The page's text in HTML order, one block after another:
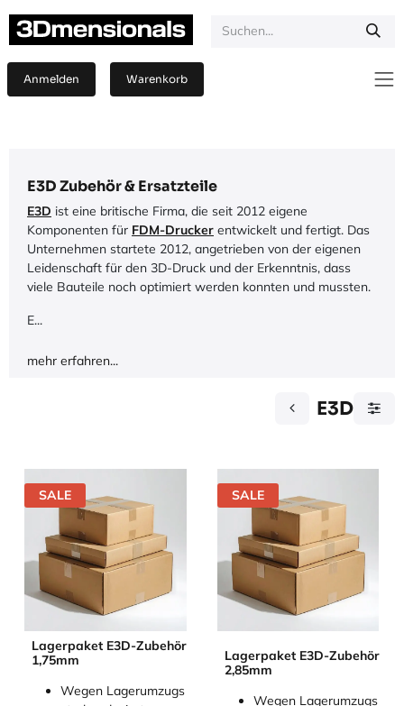
Anmelden Warenkorb
E3D Zubehör & Ersatzteile
E3D ist eine britische Firma, die seit 2012 eigene
Komponenten für FDM-Drucker entwickelt und fertigt. Das
Unternehmen startete 2012, angetrieben von der eigenen
Leidenschaft für den 3D-Druck und der Erkenntnis, dass
viele Bauteile noch optimiert werden konnten und mussten.
E...
mehr erfahren...
E3D
SALE
Lagerpaket E3D-Zubehör
1,75mm
Wegen Lagerumzugs
SALE
Lagerpaket E3D-Zubehör
2,85mm
Wegen Lagerumzugs